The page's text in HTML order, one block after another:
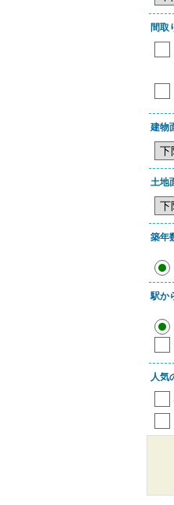
間取
建物
土地
築年
駅か
人気